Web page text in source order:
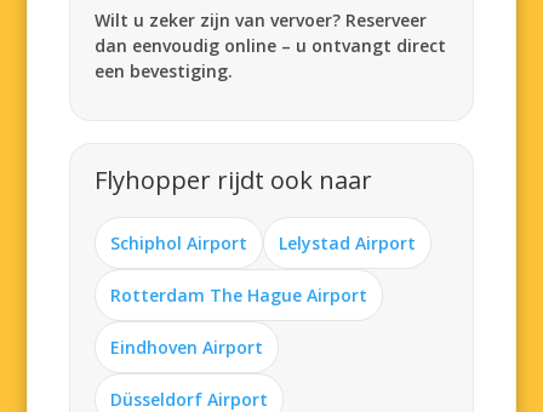
Wilt u zeker zijn van vervoer? Reserveer
dan eenvoudig online – u ontvangt direct
een bevestiging.
Flyhopper rijdt ook naar
Schiphol Airport Lelystad Airport
Rotterdam The Hague Airport
Eindhoven Airport
Düsseldorf Airport